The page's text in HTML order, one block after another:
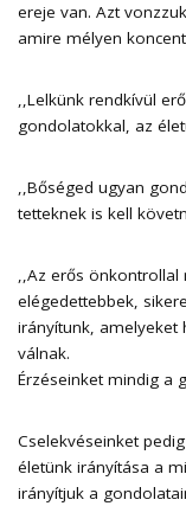
ereje van. Azt
amire mélyen
,,Lelkünk rendkívül
gondolatokkal, az
,,Bőséged ugyan
tetteknek is kell
,,Az erős önkontrollal
elégedettebbek,
irányítunk, amelyeket
válnak.
Érzéseinket mindig a
Cselekvéseinket
életünk irányítása a
irányítjuk a